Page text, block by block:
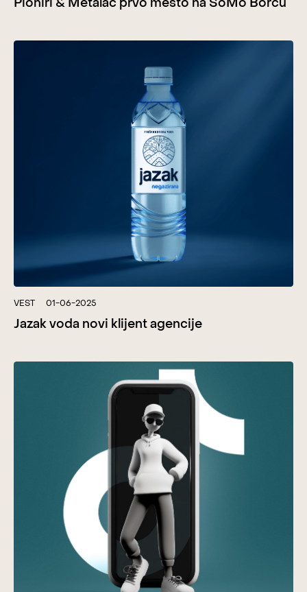
Pioniri & Metalac prvo mesto na SoMo Borcu
VEST 01-06-2025
Jazak voda novi klijent agencije